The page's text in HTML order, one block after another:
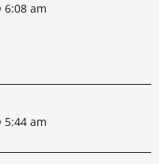
6:08 am
5:44 am